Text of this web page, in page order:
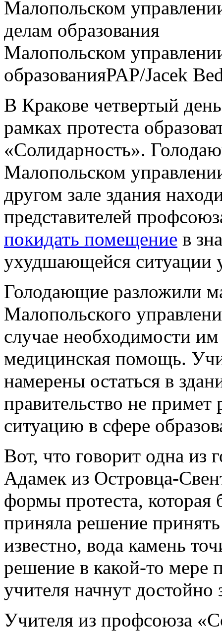
Малопольском
образованияPAP/Jacek
В Кракове четвертый
рамках протеста
«Солидарность».
Малопольском
другом зале здания
представителей
покидать помещение в
ухудшающейся ситуации
Голодающие разложили
Малопольского
случае необходимости им
медицинская помощь.
намерены остаться в
правительство не
ситуацию в сфере
Вот, что говорит одна из
Адамек из Островца-
формы протеста,
приняла решение
известно, вода камень
решение в какой-то мере
учителя начнут достойно
Учителя из профсоюза